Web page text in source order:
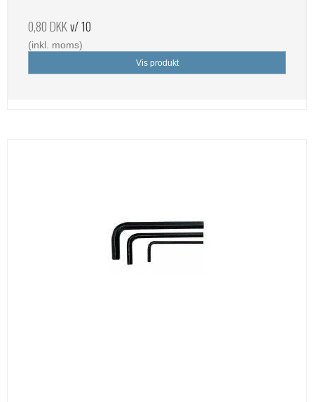
0,80 DKKv/ 10
(inkl. moms)
Vis produkt